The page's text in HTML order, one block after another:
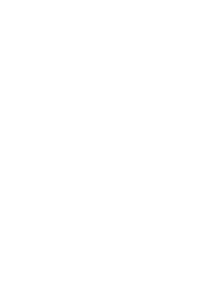
e irrigação,
condições
em diferentes
uma
as
de
serviços
instalação,
de seus